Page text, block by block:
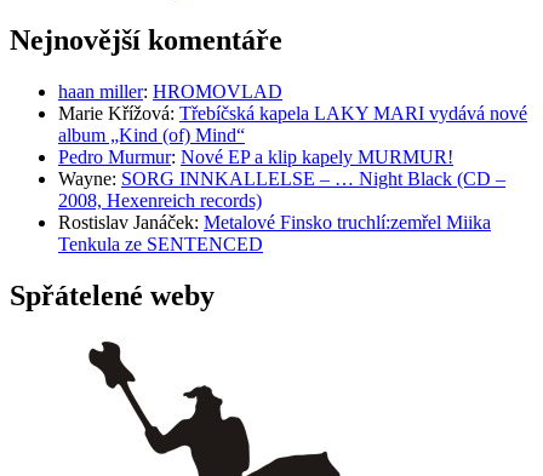
Nejnovější komentáře
haan miller: HROMOVLAD
Marie Křížová: Třebíčská kapela LAKY MARI vydává nové
album „Kind (of) Mind“
Pedro Murmur: Nové EP a klip kapely MURMUR!
Wayne: SORG INNKALLELSE – … Night Black (CD –
2008, Hexenreich records)
Rostislav Janáček: Metalové Finsko truchlí:zemřel Miika
Tenkula ze SENTENCED
Spřátelené weby